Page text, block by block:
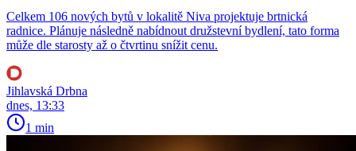
Celkem 106 nových bytů v lokalitě Niva projektuje brtnická
radnice. Plánuje následně nabídnout družstevní bydlení, tato forma
může dle starosty až o čtvrtinu snížit cenu.
Jihlavská Drbna
dnes, 13:33
1 min